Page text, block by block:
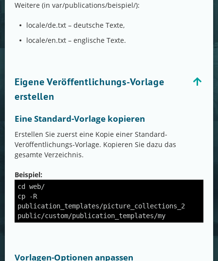
Weitere (in var/publications/beispiel/):
locale/de.txt – deutsche Texte,
locale/en.txt – englische Texte.
Eigene Veröffentlichungs-Vorlage
erstellen
Eine Standard-Vorlage kopieren
Erstellen Sie zuerst eine Kopie einer Standard-
Veröffentlichungs-Vorlage. Kopieren Sie dazu das
gesamte Verzeichnis.
Beispiel:
cd web/
cp -R
publication_templates/picture_collections_2
public/custom/publication_templates/my
Vorlagen-Optionen anpassen